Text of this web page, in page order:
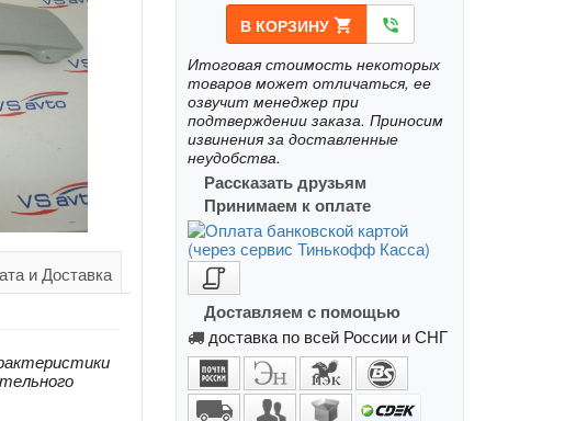
и Доставка
В КОРЗИНУ shopping_cart phone_in_talk
Итоговая стоимость некоторых
товаров может отличаться, ее
озвучит менеджер при
подтверждении заказа. Приносим
извинения за доставленные
неудобства.
Рассказать друзьям
Принимаем к оплате
Доставляем с помощью
доставка по всей России и СНГ